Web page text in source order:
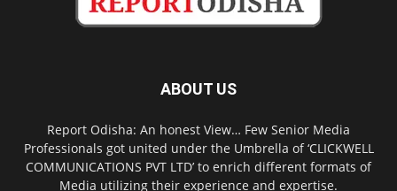
ABOUT US
Report Odisha: An honest View… Few Senior Media
Professionals got united under the Umbrella of ‘CLICKWELL
COMMUNICATIONS PVT LTD’ to enrich different formats of
Media utilizing their experience and expertise.